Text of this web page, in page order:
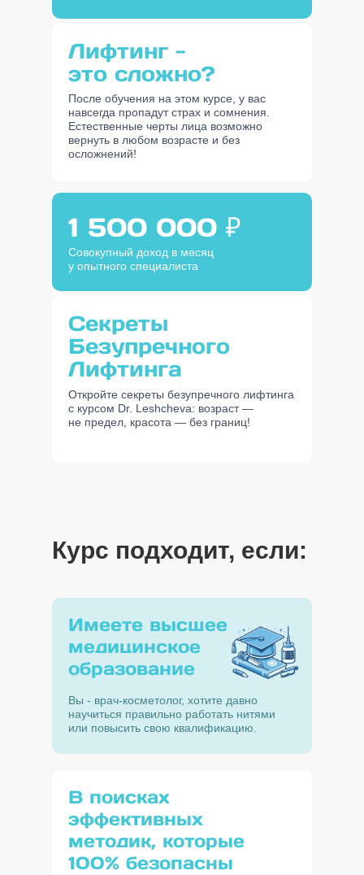
1 500 000 ₽
Совокупный доход в месяц
у опытного специалиста
Лифтинг -
это сложно?
После обучения на этом курсе, у вас
навсегда пропадут страх и сомнения.
Естественные черты лица возможно
вернуть в любом возрасте и без
осложнений!
Секреты
Безупречного
Лифтинга
Откройте секреты безупречного лифтинга
с курсом Dr. Leshcheva: возраст —
не предел, красота — без границ!
Курс подходит, если:
Имеете высшее
медицинское
образование
Вы - врач-косметолог, хотите давно
научиться правильно работать нитями
или повысить свою квалификацию.
В поисках
эффективных
методик, которые
100% безопасны